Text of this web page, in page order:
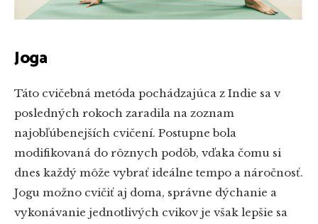
Joga
Táto cvičebná metóda pochádzajúca z Indie sa v
posledných rokoch zaradila na zoznam
najobľúbenejších cvičení. Postupne bola
modifikovaná do rôznych podôb, vďaka čomu si
dnes každý môže vybrať ideálne tempo a náročnosť.
Jogu možno cvičiť aj doma, správne dýchanie a
vykonávanie jednotlivých cvikov je však lepšie sa